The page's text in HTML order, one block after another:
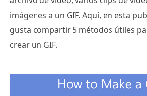
imágenes a un GIF. Aquí, en esta
gusta compartir 5 métodos útiles
crear un GIF.